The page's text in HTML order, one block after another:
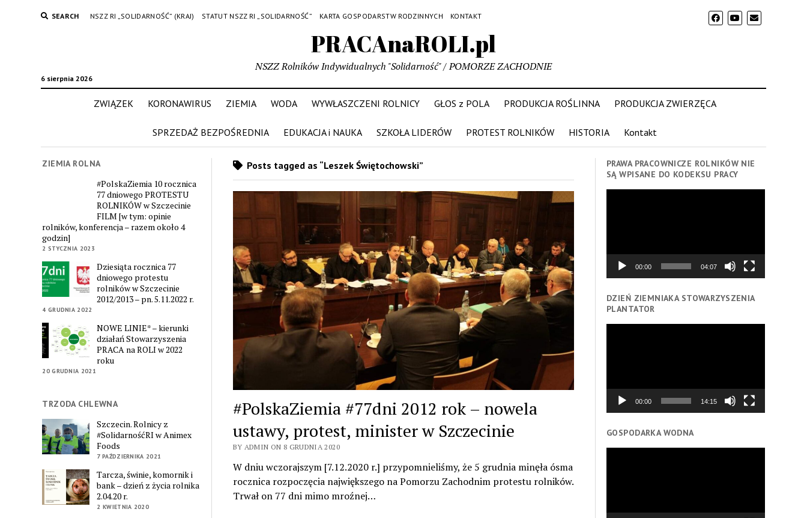
SEARCH NSZZ RI „SOLIDARNOŚĆ” (KRAJ) STATUT NSZZ RI „SOLIDARNOŚĆ” KARTA GOSPODARSTW RODZINNYCH KONTAKT
PRACAnaROLI.pl
6 sierpnia 2026
NSZZ Rolników Indywidualnych "Solidarność" / POMORZE ZACHODNIE
ZWIĄZEK KORONAWIRUS ZIEMIA WODA WYWŁASZCZENI ROLNICY GŁOS z POLA PRODUKCJA ROŚLINNA PRODUKCJA ZWIERZĘCA
SPRZEDAŻ BEZPOŚREDNIA EDUKACJA i NAUKA SZKOŁA LIDERÓW PROTEST ROLNIKÓW HISTORIA Kontakt
ZIEMIA ROLNA
#PolskaZiemia 10 rocznica
77 dniowego PROTESTU
ROLNIKÓW w Szczecinie
FILM [w tym: opinie
rolników, konferencja – razem około 4
godzin]
2 STYCZNIA 2023
Dziesiąta rocznica 77
dniowego protestu
rolników w Szczecinie
2012/2013 – pn. 5.11.2022 r.
4 GRUDNIA 2022
NOWE LINIE* – kierunki
działań Stowarzyszenia
PRACA na ROLI w 2022
roku
20 GRUDNIA 2021
TRZODA CHLEWNA
Szczecin. Rolnicy z
#SolidarnośćRI w Animex
Foods
7 PAŹDZIERNIKA 2021
Tarcza, świnie, komornik i
bank – dzień z życia rolnika
2.04.20 r.
2 KWIETNIA 2020
Posts tagged as “Leszek Świętochowski”
#PolskaZiemia #77dni 2012 rok – nowela
ustawy, protest, minister w Szczecinie
BY ADMIN ON 8 GRUDNIA 2020
W dniu wczorajszym [7.12.2020 r.] przypomnieliśmy, że 5 grudnia minęła ósma
rocznica rozpoczęcia największego na Pomorzu Zachodnim protestu rolników.
Trwał on 77 dni mimo mroźnej…
PRAWA PRACOWNICZE ROLNIKÓW NIE
SĄ WPISANE DO KODEKSU PRACY
00:00 04:07
DZIEŃ ZIEMNIAKA STOWARZYSZENIA
PLANTATOR
00:00 14:15
GOSPODARKA WODNA